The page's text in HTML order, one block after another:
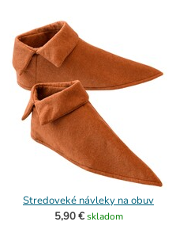
Stredoveké návleky na obuv
5,90 € skladom